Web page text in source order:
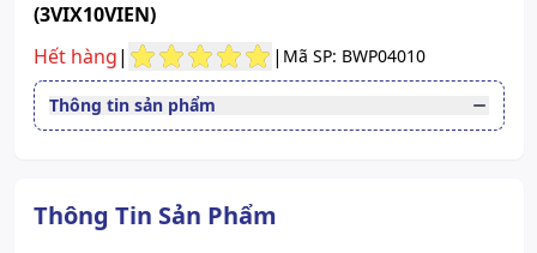
(3VIX10VIEN)
Hết hàng| | Mã SP: BWP04010
Thông tin sản phẩm
Dạng bào chế
Viên nén bao phim
Số đăng ký
Thông Tin Sản Phẩm